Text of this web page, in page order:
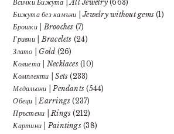
Всички Бижута | All Jewelry(663)
Бижута без камъни | Jewelry without gems (1)
Брошки | Brooches (7)
Гривни | Bracelets (24)
Злато | Gold (26)
Колиета | Necklaces(10)
Комплекти | Sets (233)
Медальони | Pendants (544)
Обеци | Earrings (237)
Пръстени | Rings (212)
Картини | Paintings(38)